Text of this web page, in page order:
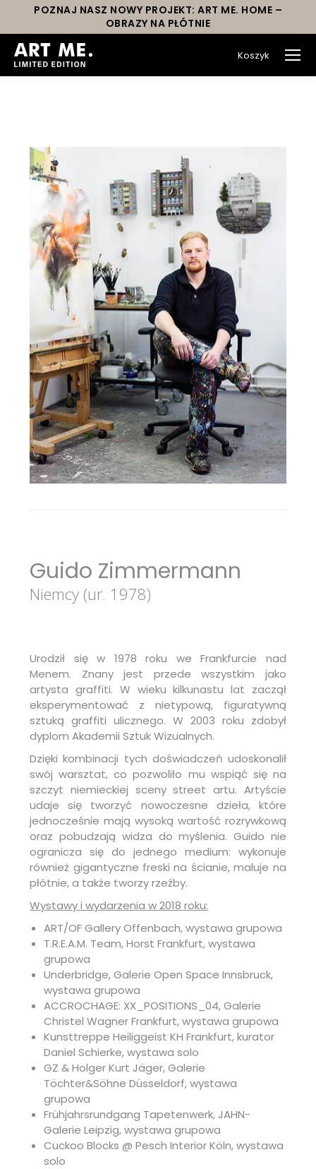
POZNAJ NASZ NOWY PROJEKT: ART ME. HOME –
OBRAZY NA PŁÓTNIE
Koszyk
Guido Zimmermann
Niemcy (ur. 1978)
Urodził się w 1978 roku we Frankfurcie nad
Menem. Znany jest przede wszystkim jako
artysta graffiti. W wieku kilkunastu lat zaczął
eksperymentować z nietypową, figuratywną
sztuką graffiti ulicznego. W 2003 roku zdobył
dyplom Akademii Sztuk Wizualnych.
Dzięki kombinacji tych doświadczeń udoskonalił
swój warsztat, co pozwoliło mu wspiąć się na
szczyt niemieckiej sceny street artu. Artyście
udaje się tworzyć nowoczesne dzieła, które
jednocześnie mają wysoką wartość rozrywkową
oraz pobudzają widza do myślenia. Guido nie
ogranicza się do jednego medium: wykonuje
również gigantyczne freski na ścianie, maluje na
płótnie, a także tworzy rzeźby.
Wystawy i wydarzeniaw 2018 roku:
ART/OF Gallery Offenbach, wystawa grupowa
T.R.E.A.M. Team, Horst Frankfurt, wystawa
grupowa
Underbridge, Galerie Open Space Innsbruck,
wystawa grupowa
ACCROCHAGE: XX_POSITIONS_04, Galerie
Christel Wagner Frankfurt, wystawa grupowa
Kunsttreppe Heiliggeist KH Frankfurt, kurator
Daniel Schierke, wystawa solo
GZ & Holger Kurt Jäger, Galerie
Töchter&Söhne Düsseldorf, wystawa
grupowa
Frühjahrsrundgang Tapetenwerk, JAHN-
Galerie Leipzig, wystawa grupowa
Cuckoo Blocks @ Pesch Interior Köln, wystawa
solo